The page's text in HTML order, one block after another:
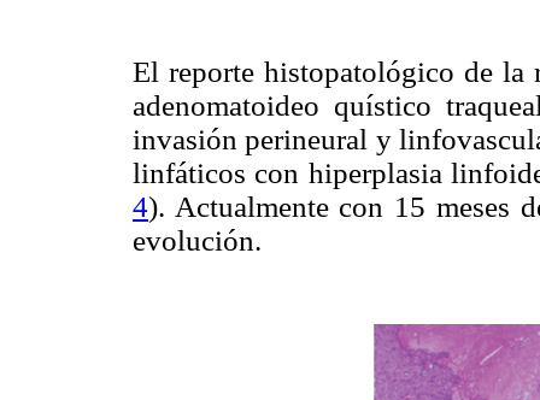
El reporte histopatológico de la
adenomatoideo quístico
invasión perineural y
linfáticos con hiperplasia
4). Actualmente con 15 meses
evolución.